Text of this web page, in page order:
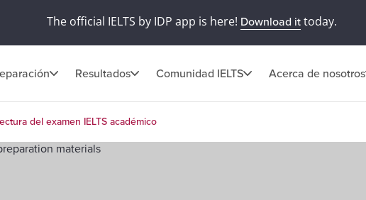
The official IELTS by IDP app is here! Download ittoday.
Resultados Comunidad IELTS Acerca de nosotros
del examen IELTS académico